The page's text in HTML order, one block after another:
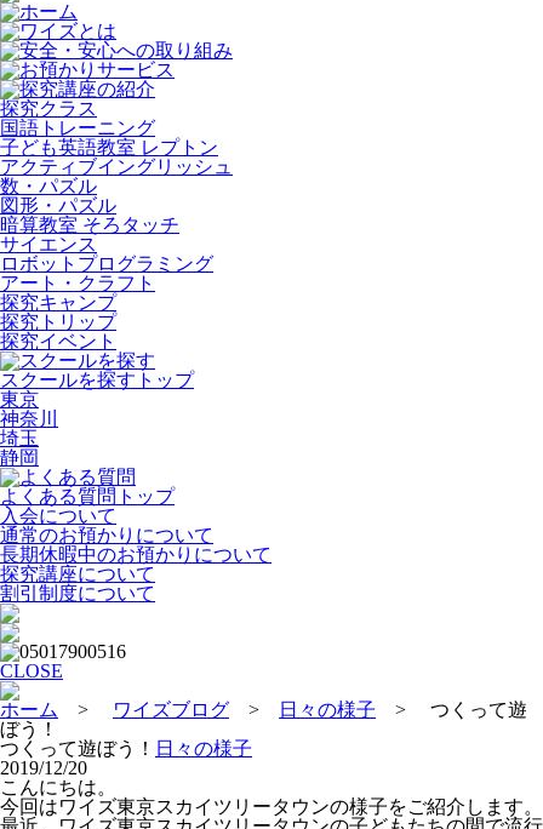
ホーム
ワイズとは
安全・安心への取り組み
お預かりサービス
探究講座の紹介
探究クラス
国語トレーニング
子ども英語教室 レプトン
アクティブイングリッシュ
数・パズル
図形・パズル
暗算教室 そろタッチ
サイエンス
ロボットプログラミング
アート・クラフト
探究キャンプ
探究トリップ
探究イベント
スクールを探す
スクールを探すトップ
東京
神奈川
埼玉
静岡
よくある質問
よくある質問トップ
入会について
通常のお預かりについて
長期休暇中のお預かりについて
探究講座について
割引制度について
CLOSE
ホーム
> ワイズブログ > 日々の様子 > つくって遊
ぼう！
つくって遊ぼう！ 日々の様子
2019/12/20
こんにちは。
今回はワイズ東京スカイツリータウンの様子をご紹介します。